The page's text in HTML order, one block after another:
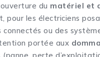
du matériel et
pour les électriciens
connectés ou des
portée aux